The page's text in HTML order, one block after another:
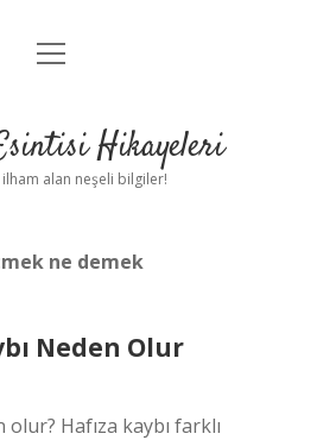
Anasayfa
Yasal Uyarı
menüyü
Hikayeleri
alan neşeli bilgiler!
ne demek
Neden Olur
Hafıza kaybı farklı